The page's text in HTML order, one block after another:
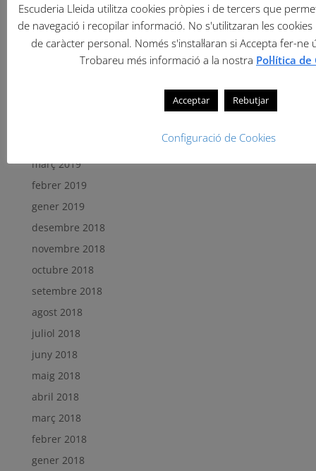
Arxius
setembre 2019
agost 2019
març 2019
febrer 2019
gener 2019
desembre 2018
novembre 2018
octubre 2018
setembre 2018
agost 2018
juliol 2018
juny 2018
maig 2018
abril 2018
març 2018
febrer 2018
gener 2018
Escuderia Lleida utilitza cookies pròpies i de tercers que
de navegació i recopilar informació. No s'utilitzaran les
de caràcter personal. Només s'instal·laran si Accepta fer-ne
Trobareu més informació a la nostra Pol·lítica
Acceptar Rebutjar
Configuració de Cookies